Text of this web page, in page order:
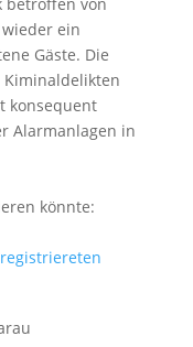
ein
Gäste. Die
Kiminaldelikten
konsequent
Alarmanlagen in
könnte: